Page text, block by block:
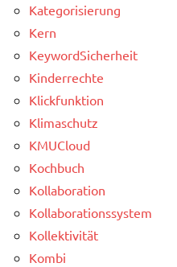
Kategorisierung
Kern
KeywordSicherheit
Kinderrechte
Klickfunktion
Klimaschutz
KMUCloud
Kochbuch
Kollaboration
Kollaborationssystem
Kollektivität
Kombi